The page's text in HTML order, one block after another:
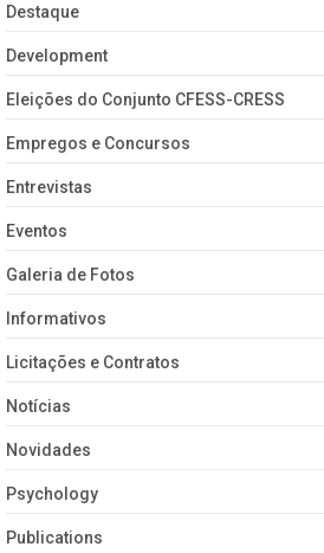
Destaque
Development
Eleições do Conjunto CFESS-CRESS
Empregos e Concursos
Entrevistas
Eventos
Galeria de Fotos
Informativos
Licitações e Contratos
Notícias
Novidades
Psychology
Publications